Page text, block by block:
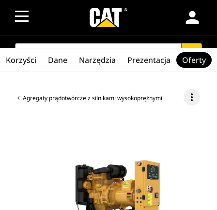
person
SEARCH search
Agregaty prądotwórcze z silnikami wysokoprężnymi more_vert
Korzyści Dane Narzędzia Prezentacja Oferty